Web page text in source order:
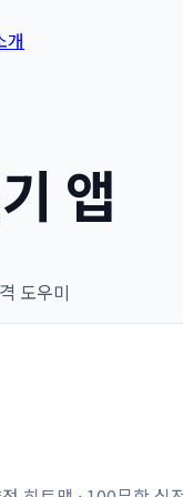
개
앱
도우미